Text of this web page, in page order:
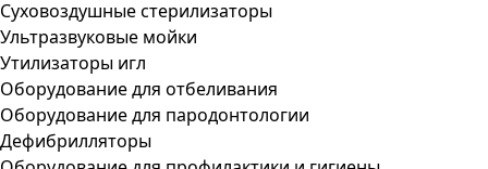
Суховоздушные стерилизаторы
Ультразвуковые мойки
Утилизаторы игл
Оборудование для отбеливания
Оборудование для пародонтологии
Дефибрилляторы